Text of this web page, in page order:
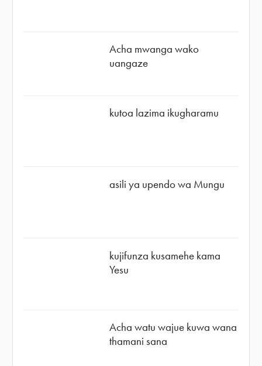
Acha mwanga wako
uangaze
kutoa lazima ikugharamu
asili ya upendo wa Mungu
kujifunza kusamehe kama
Yesu
Acha watu wajue kuwa wana
thamani sana